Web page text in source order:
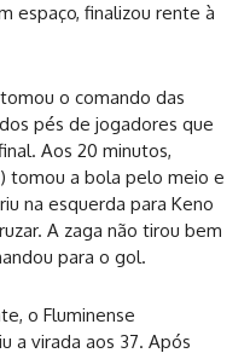
espaço, finalizou rente à
o comando das
pés de jogadores que
Aos 20 minutos,
tomou a bola pelo meio e
na esquerda para Keno
A zaga não tirou bem
para o gol.
o Fluminense
a virada aos 37. Após